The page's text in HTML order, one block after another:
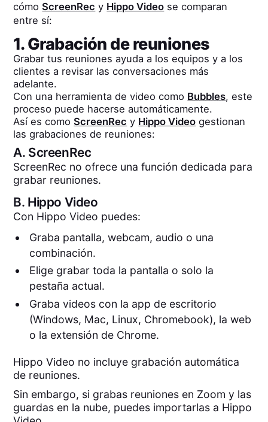
cómoScreenRec y Hippo Video se comparan
entre sí:
1. Grabación de reuniones
Grabar tus reuniones ayuda a los equipos y a los
clientes a revisar las conversaciones más
adelante.
Con una herramienta de video como Bubbles, este
proceso puede hacerse automáticamente.
Así es comoScreenRec y Hippo Video gestionan
las grabaciones de reuniones:
A. ScreenRec
ScreenRec no ofrece una función dedicada para
grabar reuniones.
B. Hippo Video
Con Hippo Video puedes:
Graba pantalla, webcam, audio o una
combinación.
Elige grabar toda la pantalla o solo la
pestaña actual.
Graba videos con la app de escritorio
(Windows, Mac, Linux, Chromebook), la web
o la extensión de Chrome.
Hippo Video no incluye grabación automática
de reuniones.
Sin embargo, si grabas reuniones en Zoom y las
guardas en la nube, puedes importarlas a Hippo